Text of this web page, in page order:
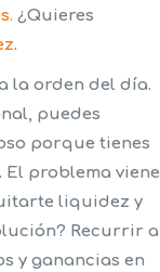
¿Quieres
.
la orden del día.
puedes
porque tienes
problema viene
liquidez y
Recurrir a
y ganancias en